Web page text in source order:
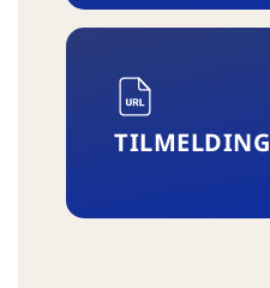
TILMELDING